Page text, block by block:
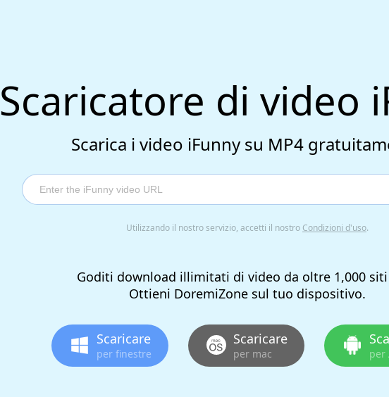
Scaricatore di video
Scarica i video iFunny su MP4
Utilizzando il nostro servizio, accetti il ​​nostro Condizioni d'uso.
Goditi download illimitati di video da oltre 1,000 siti
Ottieni DoremiZone sul tuo dispositivo.
Scaricare
per finestre
Scaricare
per mac per